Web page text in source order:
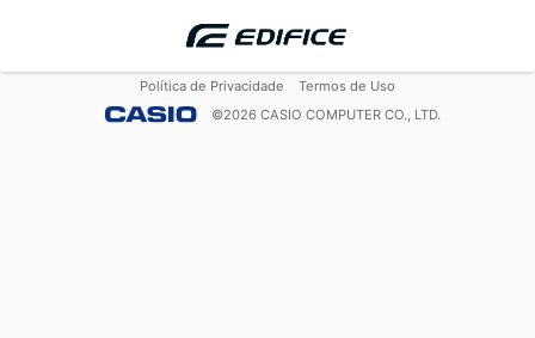
Política de Privacidade
Termos de Uso
©2026 CASIO COMPUTER CO., LTD.